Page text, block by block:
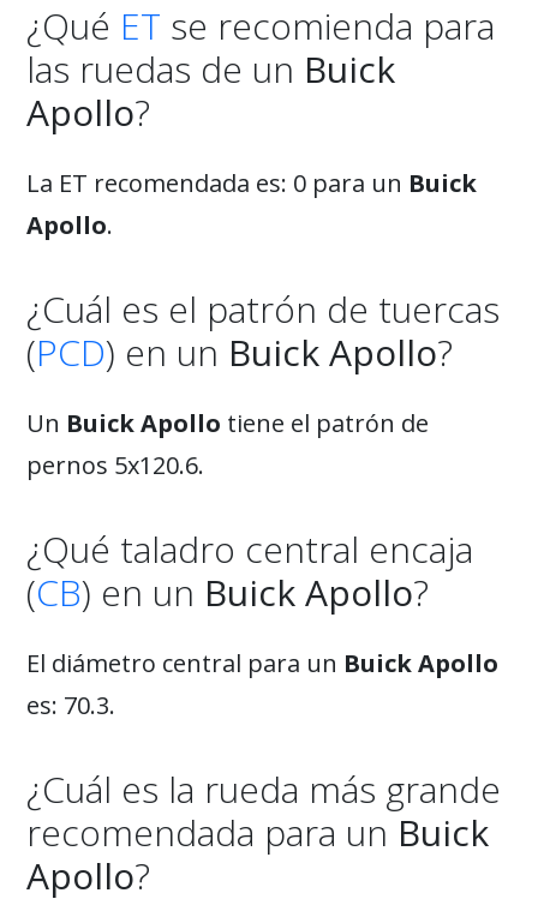
¿Qué ET se recomienda para
las ruedas de un Buick
Apollo?
La ET recomendada es: 0 para un Buick
Apollo.
¿Cuál es el patrón de tuercas
(PCD) en un Buick Apollo?
Un Buick Apollo tiene el patrón de
pernos 5x120.6.
¿Qué taladro central encaja
(CB) en un Buick Apollo?
El diámetro central para un Buick Apollo
es: 70.3.
¿Cuál es la rueda más grande
recomendada para un Buick
Apollo?